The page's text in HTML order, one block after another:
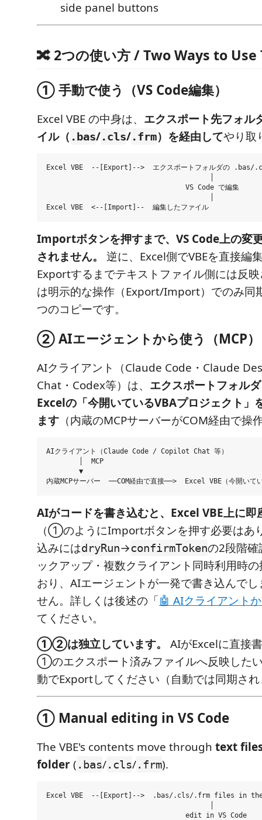
side panel buttons
🔀 2つの使い方 / Two Ways to Use
① 手動で使う（VS Code編集）
Excel VBE の中身は、 エクスポート先フォル
イル（ .bas/.cls/.frm）を経由してやり取
Excel VBE  --[Export]-->  エクスポートフォルダの
                                  VS Code で編集
Importボタンを押すまで、VS Code上の変
されません。
逆に、Excel側でVBEを直接編
Exportするまでテキストファイル側には反
は明示的な操作（Export/Import）でのみ同
つのコピーです。
② AIエージェントから使う（MCP）
AIクライアント（Claude Code・Claude
Chat・Codex等）は、 エクスポートフォル
Excelの「今開いているVBAプロジェクト」
ます （内蔵のMCPサーバーがCOM経由で操
AIクライアント（Claude Code / Copilot Chat 等）
        │  MCP
        ▼
AIがコードを書き込むと、Excel VBE上に即
（①のようにImportボタンを押す必要はあ
込みにはdryRun→confirmTokenの2段階
ックアップ・複数クライアント同時利用時
おり、AIエージェントが一発で書き込んで
せん。詳しくは後述の「🤖 AIクライアント
てください。
①②は独立しています。
AIがExcelに直接
①のエクスポート済みファイルへ反映した
動でExportしてください（自動では同期さ
① Manual editing in VS Code
The VBE's contents move through text
folder( .bas/.cls/.frm).
Excel VBE  --[Export]-->  .bas/.cls/.frm files in
                                  edit in VS Code